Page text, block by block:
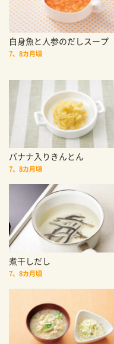
白身魚と人参のだしスープ
7、8カ月頃
バナナ入りきんとん
7、8カ月頃
煮干しだし
7、8カ月頃